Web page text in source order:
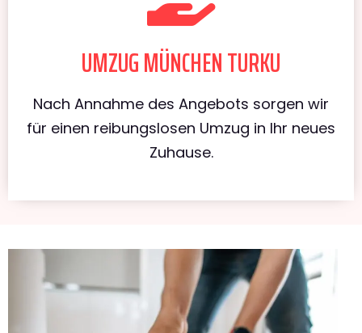
UMZUG MÜNCHEN TURKU
Nach Annahme des Angebots sorgen wir
für einen reibungslosen Umzug in Ihr neues
Zuhause.